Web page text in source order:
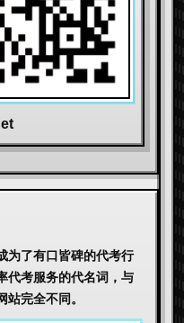
为了有口皆碑的代考行
代考服务的代名词，与
完全不同。